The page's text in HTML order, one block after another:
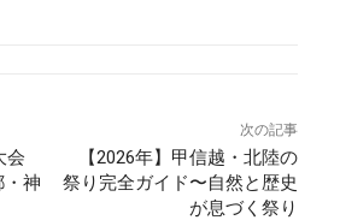
会
神
次の記事
【2026年】甲信越・北陸の
祭り完全ガイド〜自然と歴史
が息づく祭り